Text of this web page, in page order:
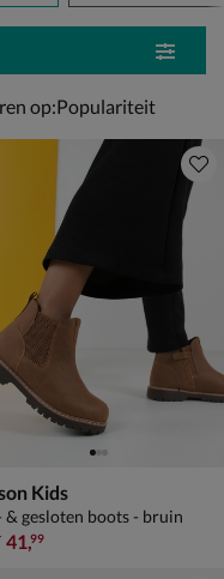
op:
Kids
& gesloten boots - bruin
59,99 voor € 41,99
41,99